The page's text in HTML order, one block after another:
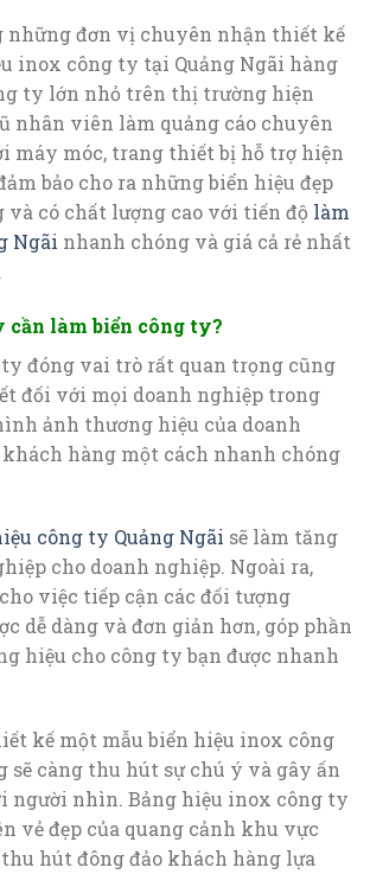
những đơn vị chuyên nhận thiết kế
inox công ty tại Quảng Ngãi hàng
ty lớn nhỏ trên thị trường hiện
nhân viên làm quảng cáo chuyên
máy móc, trang thiết bị hỗ trợ hiện
bảo cho ra những biển hiệu đẹp
và có chất lượng cao với tiến độ làm
Ngãi nhanh chóng và giá cả rẻ nhất
cần làm biển công ty?
đóng vai trò rất quan trọng cũng
đối với mọi doanh nghiệp trong
ảnh thương hiệu của doanh
hàng một cách nhanh chóng
công ty Quảng Ngãi sẽ làm tăng
cho doanh nghiệp. Ngoài ra,
việc tiếp cận các đối tượng
dễ dàng và đơn giản hơn, góp phần
hiệu cho công ty bạn được nhanh
kế một mẫu biển hiệu inox công
sẽ càng thu hút sự chú ý và gây ấn
người nhìn. Bảng hiệu inox công ty
vẻ đẹp của quang cảnh khu vực
thu hút đông đảo khách hàng lựa